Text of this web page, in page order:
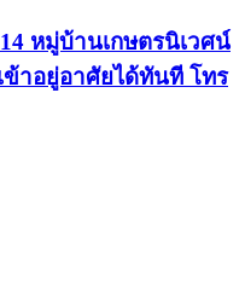
หมู่บ้านเกษตรนิเวศน์
ข้าอยู่อาศัยได้ทันที โทร